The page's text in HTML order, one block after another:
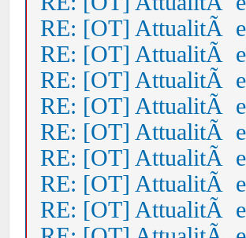
RE: [OT] AttualitÃ
RE: [OT] AttualitÃ
RE: [OT] AttualitÃ
RE: [OT] AttualitÃ
RE: [OT] AttualitÃ
RE: [OT] AttualitÃ
RE: [OT] AttualitÃ
RE: [OT] AttualitÃ